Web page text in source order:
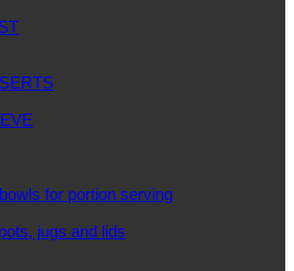
for portion serving
jugs and lids